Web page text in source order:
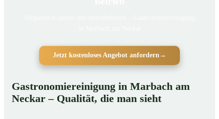
Jetzt kostenloses Angebot anfordern→
Gastronomiereinigung in Marbach am
Neckar – Qualität, die man sieht